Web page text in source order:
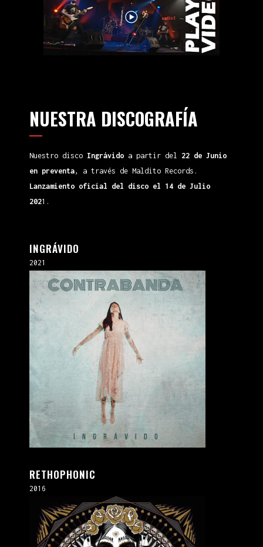
NUESTRA DISCOGRAFÍA
Nuestro disco Ingrávido a partir del 22 de Junio
en preventa, a través de Maldito Records.
Lanzamiento oficial del disco el 14 de Julio
2021.
INGRÁVIDO
2021
RETHOPHONIC
2016